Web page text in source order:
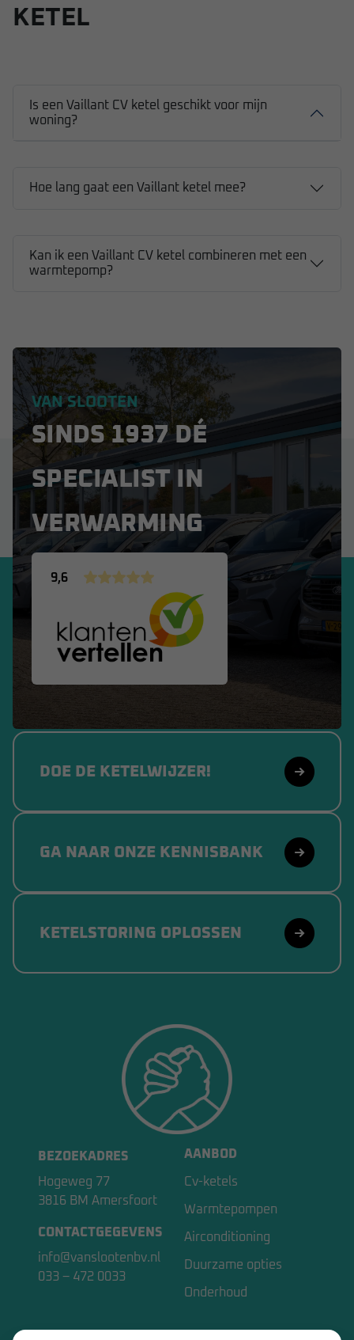
KETEL
Is een Vaillant CV ketel geschikt voor mijn
woning?
Hoe lang gaat een Vaillant ketel mee?
Kan ik een Vaillant CV ketel combineren met een
warmtepomp?
VAN SLOOTEN
SINDS 1937 DÉ
SPECIALIST IN
VERWARMING
9,6
DOE DE KETELWIJZER!
GA NAAR ONZE KENNISBANK
KETELSTORING OPLOSSEN
BEZOEKADRES
Hogeweg 77
3816 BM Amersfoort
CONTACTGEGEVENS
info@vanslootenbv.nl
033 – 472 0033
AANBOD
Cv-ketels
Warmtepompen
Airconditioning
Duurzame opties
Onderhoud